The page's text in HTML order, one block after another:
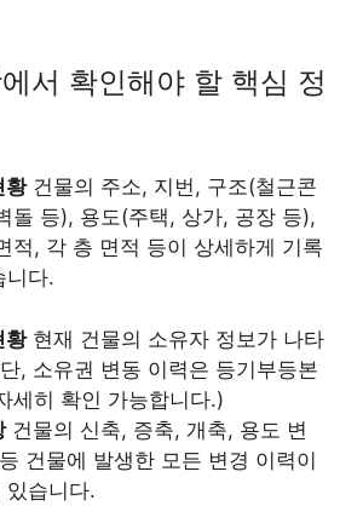
서 확인해야 할 핵심 정
황건물의 주소, 지번, 구조(철근콘
돌 등), 용도(주택, 상가, 공장 등),
적, 각 층 면적 등이 상세하게 기록
니다.
황현재 건물의 소유자 정보가 나타
, 소유권 변동 이력은 등기부등본
세히 확인 가능합니다.)
건물의 신축, 증축, 개축, 용도 변
건물에 발생한 모든 변경 이력이
있습니다.